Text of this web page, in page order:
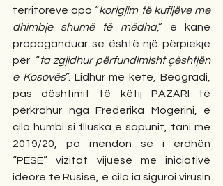
territoreve apo “korigjim të kufijëve me
dhimbje shumë të mëdha,” e kanë
propaganduar se është një përpiekje
për  “ta zgjidhur përfundimisht çështjën
e Kosovës”. Lidhur me këtë, Beogradi,
pas dështimit të këtij PAZARI të
përkrahur nga Frederika Mogerini, e
cila humbi si flluska e sapunit, tani më
2019/20, po mendon se i erdhën
“PESË” vizitat vijuese me iniciativë
ideore të Rusisë, e cila ia siguroi virusin